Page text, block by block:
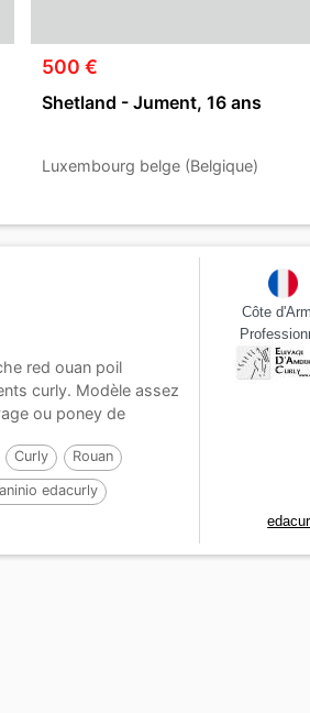
500 €
Shetland - Jument, 16 ans
Luxembourg belge (Belgique)
red ouan poil
curly. Modèle assez
ou poney de
Curly Rouan
edacurly
Côte